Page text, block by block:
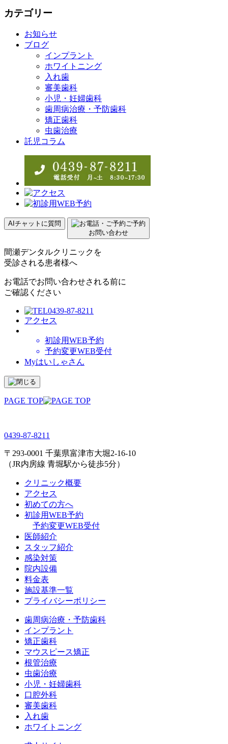
カテゴリー
お知らせ
ブログ
インプラント
ホワイトニング
入れ歯
審美歯科
小児・妊婦歯科
歯周病治療・予防歯科
矯正歯科
虫歯治療
託児コラム
AIチャットに質問
ご予約
お問い合わせ
間瀬デンタルクリニックを
受診される患者様へ
お電話でお問い合わせされる前に
ご確認ください
0439-87-8211
アクセス
初診用WEB予約
予約変更WEB受付
Myはいしゃさん
PAGE TOP
0439-87-8211
〒293-0001 千葉県富津市大堀2-16-10
（JR内房線 青堀駅から徒歩5分）
クリニック概要
アクセス
初めての方へ
初診用WEB予約
予約変更WEB受付
医師紹介
スタッフ紹介
感染対策
院内設備
料金表
施設基準一覧
プライバシーポリシー
歯周病治療・予防歯科
インプラント
矯正歯科
マウスピース矯正
根管治療
虫歯治療
小児・妊婦歯科
口腔外科
審美歯科
入れ歯
ホワイトニング